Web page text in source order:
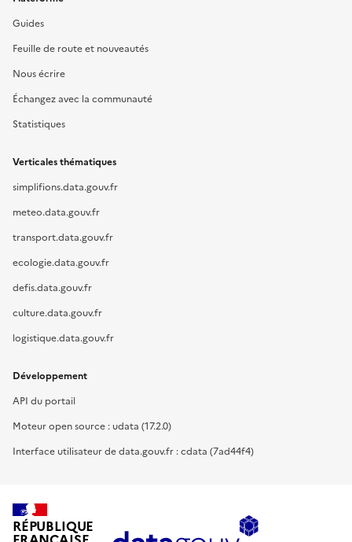
Guides
Feuille de route et nouveautés
Nous écrire
Échangez avec la communauté
Statistiques
Verticales thématiques
simplifions.data.gouv.fr
meteo.data.gouv.fr
transport.data.gouv.fr
ecologie.data.gouv.fr
defis.data.gouv.fr
culture.data.gouv.fr
logistique.data.gouv.fr
Développement
API du portail
Moteur open source : udata (17.2.0)
Interface utilisateur de data.gouv.fr : cdata (7ad44f4)
RÉPUBLIQUE